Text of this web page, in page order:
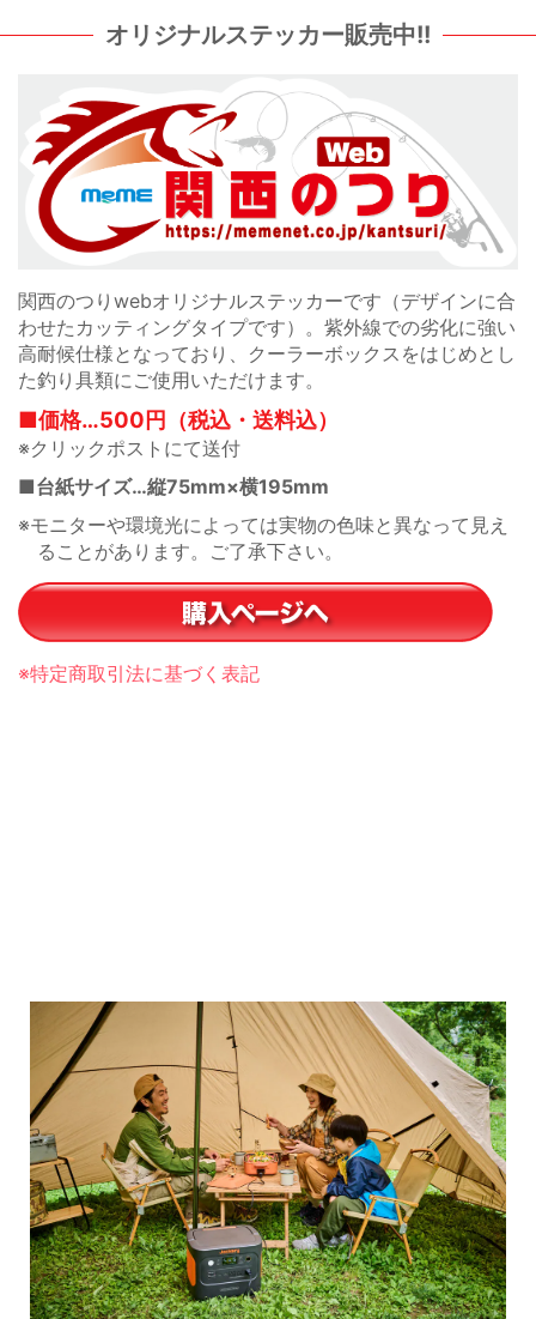
オリジナルステッカー販売中!!
関西のつりwebオリジナルステッカーです（デザインに合
わせたカッティングタイプです）。紫外線での劣化に強い
高耐候仕様となっており、クーラーボックスをはじめとし
た釣り具類にご使用いただけます。
■価格…500円（税込・送料込）
※クリックポストにて送付
■台紙サイズ…縦75mm×横195mm
※モニターや環境光によっては実物の色味と異なって見え
ることがあります。ご了承下さい。
※特定商取引法に基づく表記